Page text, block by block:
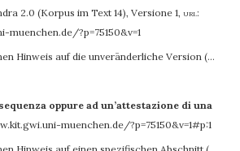
2.0 (Korpus im Text 14), Versione 1, url:
?p=75150&v=1
Hinweis auf die unveränderliche Version (…
oppure ad un’attestazione di una
muenchen.de/?p=75150&v=1#p:1